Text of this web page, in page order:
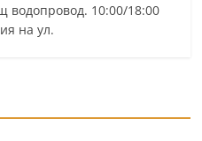
водопровод. 10:00/18:00
на ул.